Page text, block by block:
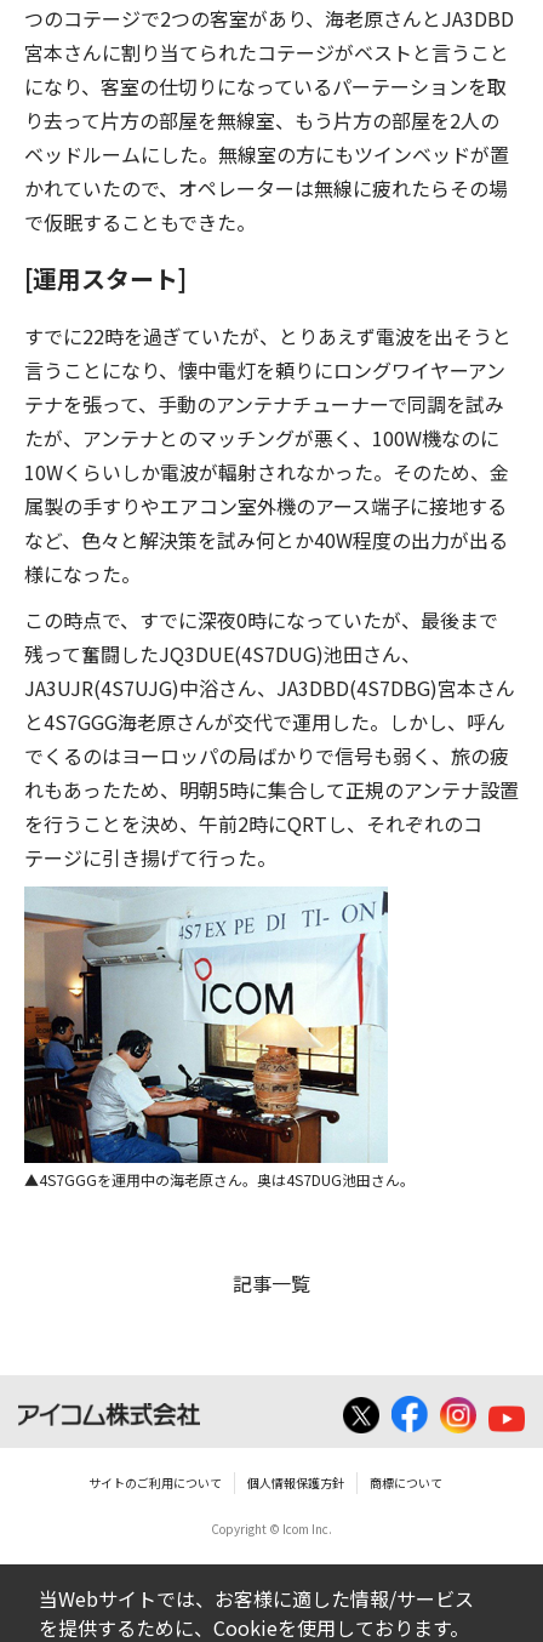
つのコテージで2つの客室があり、海老原さんとJA3DBD
宮本さんに割り当てられたコテージがベストと言うこと
になり、客室の仕切りになっているパーテーションを取
り去って片方の部屋を無線室、もう片方の部屋を2人の
ベッドルームにした。無線室の方にもツインベッドが置
かれていたので、オペレーターは無線に疲れたらその場
で仮眠することもできた。
[運用スタート]
すでに22時を過ぎていたが、とりあえず電波を出そうと
言うことになり、懐中電灯を頼りにロングワイヤーアン
テナを張って、手動のアンテナチューナーで同調を試み
たが、アンテナとのマッチングが悪く、100W機なのに
10Wくらいしか電波が輻射されなかった。そのため、金
属製の手すりやエアコン室外機のアース端子に接地する
など、色々と解決策を試み何とか40W程度の出力が出る
様になった。
この時点で、すでに深夜0時になっていたが、最後まで
残って奮闘したJQ3DUE(4S7DUG)池田さん、
JA3UJR(4S7UJG)中浴さん、JA3DBD(4S7DBG)宮本さん
と4S7GGG海老原さんが交代で運用した。しかし、呼ん
でくるのはヨーロッパの局ばかりで信号も弱く、旅の疲
れもあったため、明朝5時に集合して正規のアンテナ設置
を行うことを決め、午前2時にQRTし、それぞれのコ
テージに引き揚げて行った。
4S7GGGを運用中の海老原さん。奥は4S7DUG池田さん。
記事一覧
サイトのご利用について 個人情報保護方針 商標について
Copyright © Icom Inc.
当Webサイトでは、お客様に適した情報/サービス
を提供するために、Cookieを使用しております。